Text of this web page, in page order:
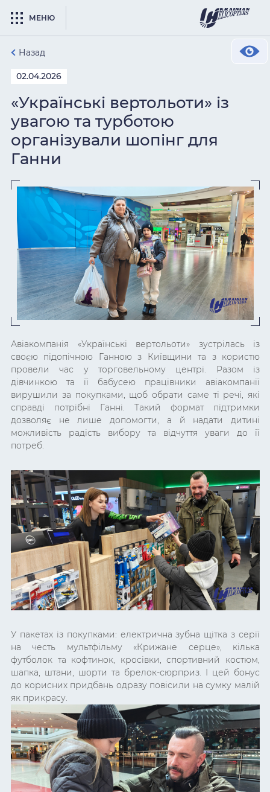
МЕНЮ
Назад
02.04.2026
«Українські вертольоти» із
увагою та турботою
організували шопінг для
Ганни
Авіакомпанія «Українські вертольоти» зустрілась із
своєю підопічною Ганною з Київщини та з користю
провели час у торговельному центрі. Разом із
дівчинкою та її бабусею працівники авіакомпанії
вирушили за покупками, щоб обрати саме ті речі, які
справді потрібні Ганні. Такий формат підтримки
дозволяє не лише допомогти, а й надати дитині
можливість радість вибору та відчуття уваги до її
потреб.
У пакетах із покупками: електрична зубна щітка з серії
на честь мультфільму «Крижане серце», кілька
футболок та кофтинок, кросівки, спортивний костюм,
шапка, штани, шорти та брелок-сюрприз. І цей бонус
до корисних придбань одразу повісили на сумку малій
як прикрасу.